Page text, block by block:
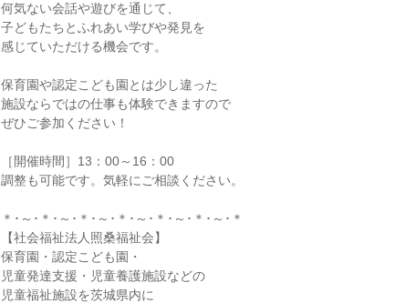
何気ない会話や遊びを通じて、
子どもたちとふれあい学びや発見を
感じていただける機会です。
保育園や認定こども園とは少し違った
施設ならではの仕事も体験できますので
ぜひご参加ください！
［開催時間］13：00～16：00
調整も可能です。気軽にご相談ください。
＊･～･＊･～･＊･～･＊･～･＊･～･＊･～･＊
【社会福祉法人照桑福祉会】
保育園・認定こども園・
児童発達支援・児童養護施設などの
児童福祉施設を茨城県内に